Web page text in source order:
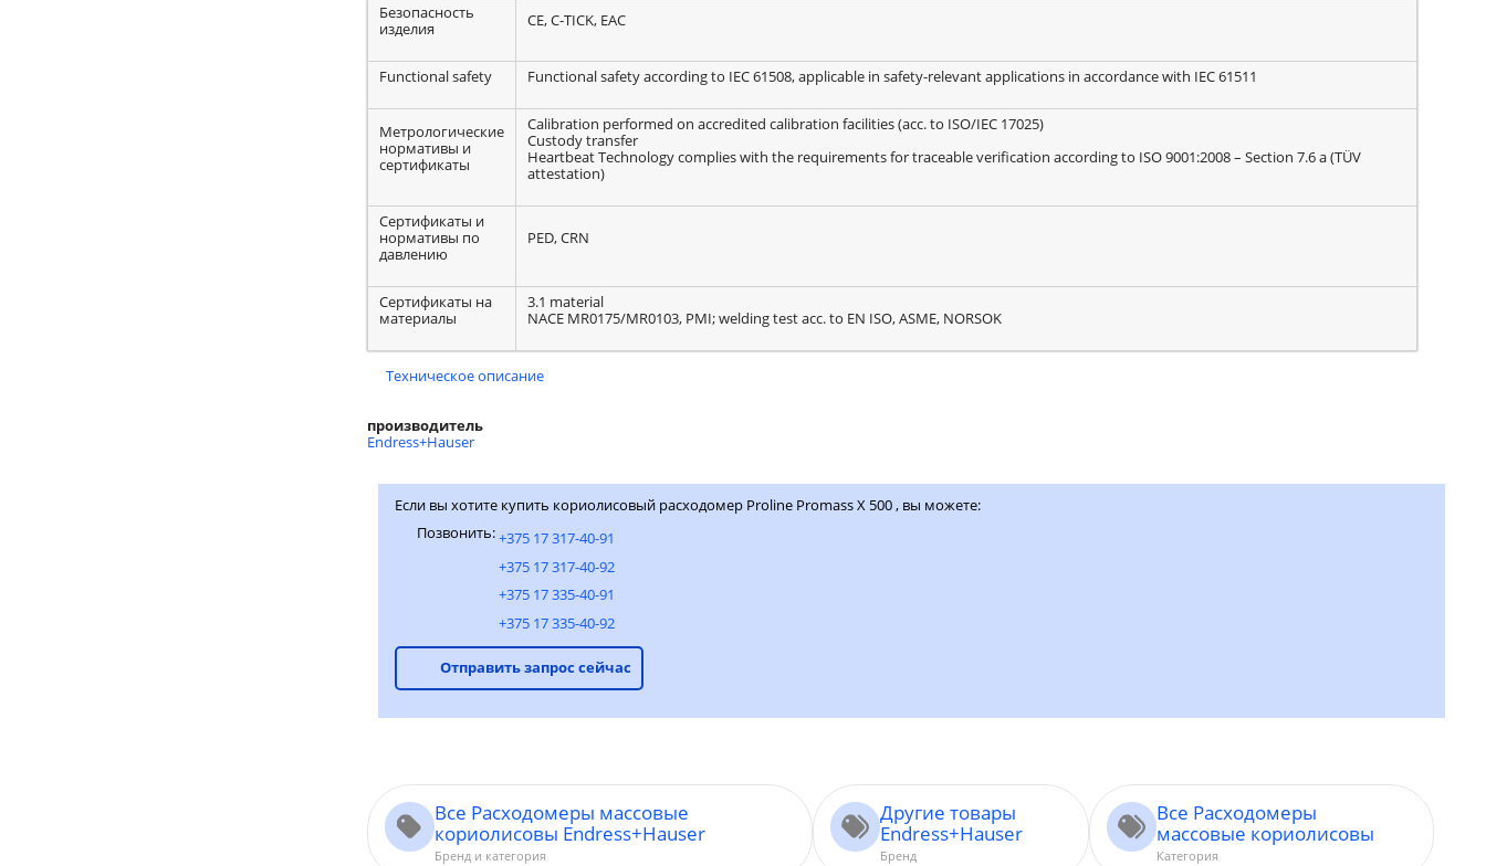
Безопасность
изделия
CE, C-TICK, EAC
Functional safety Functional safety according to IEC 61508, applicable in safety-relevant applications in accordance with IEC 61511
Метрологические
нормативы и
сертификаты
Calibration performed on accredited calibration facilities (acc. to ISO/IEC 17025)
Custody transfer
Heartbeat Technology complies with the requirements for traceable verification according to ISO 9001:2008 – Section 7.6 a (TÜV
attestation)
Сертификаты и
нормативы по
давлению
PED, CRN
Сертификаты на
материалы
3.1 material
NACE MR0175/MR0103, PMI; welding test acc. to EN ISO, ASME, NORSOK
Техническое описание
производитель
Endress+Hauser
Если вы хотите купить кориолисовый расходомер Proline Promass X 500 , вы можете:
Позвонить:+375 17 317-40-91
+375 17 317-40-92
+375 17 335-40-91
+375 17 335-40-92
Отправить запрос сейчас
Все Расходомеры массовые
кориолисовы Endress+Hauser
Бренд и категория
Другие товары
Endress+Hauser
Бренд
Все Расходомеры
массовые кориолисовы
Категория